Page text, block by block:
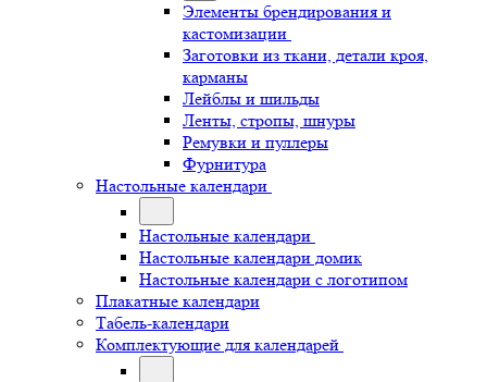
Элементы брендирования и
кастомизации
Заготовки из ткани, детали кроя,
карманы
Лейблы и шильды
Ленты, стропы, шнуры
Ремувки и пуллеры
Фурнитура
Настольные календари
Настольные календари
Настольные календари домик
Настольные календари с логотипом
Плакатные календари
Табель-календари
Комплектующие для календарей